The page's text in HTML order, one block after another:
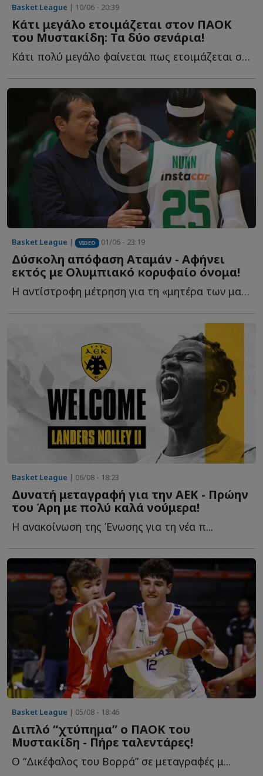
Basket League | 10/06 - 20:39
Κάτι μεγάλο ετοιμάζεται στον ΠΑΟΚ
του Μυστακίδη: Τα δύο σενάρια!
Κάτι πολύ μεγάλο φαίνεται πως ετοιμάζεται στον ΠΑΟΚ τ...
Basket League | VIDEO 01/06 - 23:19
Δύσκολη απόφαση Αταμάν - Αφήνει
εκτός με Ολυμπιακό κορυφαίο όνομα!
Η αντίστροφη μέτρηση για τη «μητέρα των μαχών» έχει ξ...
Basket League | 06/08 - 18:23
Δυνατή μεταγραφή για την ΑΕΚ - Πρώην
του Άρη με πολύ καλά νούμερα!
Η ανακοίνωση της Ένωσης για τη νέα π...
Basket League | 05/08 - 18:46
Διπλό “χτύπημα” ο ΠΑΟΚ του
Μυστακίδη - Πήρε ταλεντάρες!
Ο “Δικέφαλος του Βορρά” σε μεταγραφές μ...